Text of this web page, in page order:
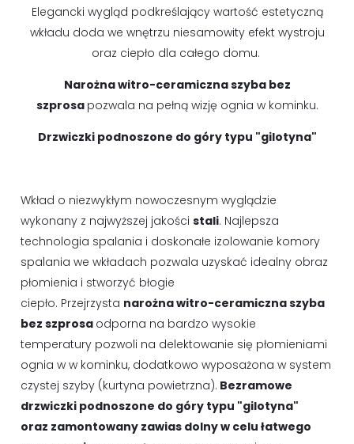
Elegancki wygląd podkreślający wartość estetyczną
wkładu doda we wnętrzu niesamowity efekt wystroju
oraz ciepło dla całego domu.
Narożna witro-ceramiczna szyba bez
szprosa pozwala na pełną wizję ognia w kominku.
Drzwiczki podnoszone do góry typu "gilotyna"
Wkład o niezwykłym nowoczesnym wyglądzie
wykonany z najwyższej jakości stali. Najlepsza
technologia spalania i doskonałe izolowanie komory
spalania we wkładach pozwala uzyskać idealny obraz
płomienia i stworzyć błogie
ciepło. Przejrzysta narożna witro-ceramiczna szyba
bez szprosa odporna na bardzo wysokie
temperatury pozwoli na delektowanie się płomieniami
ognia w w kominku, dodatkowo wyposażona w system
czystej szyby (kurtyna powietrzna). Bezramowe
drzwiczki podnoszone do góry typu "gilotyna"
oraz zamontowany zawias dolny w celu łatwego